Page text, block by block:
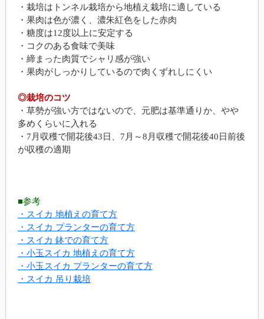
・栽培はトンネル栽培から地植え栽培に適している
・果肉は色が濃く、濃朱紅色をした赤肉
・糖度は12度以上に安定する
・コクのある食味で美味
・締まった肉質でシャリ感が強い
・果肉がしっかりしているので肉くずれしにくい
◎栽培のコツ
・草勢が強い方ではないので、元肥は基準通りか、やや
多めくらいに入れる
・7月収穫で開花後43日、7月～8月収穫で開花後40日前後
が収穫の適期
■参考
・スイカ 地植えの育て方
・スイカ プランターの育て方
・スイカ 鉢での育て方
・小玉スイカ 地植えの育て方
・小玉スイカ プランターの育て方
・スイカ 吊り栽培